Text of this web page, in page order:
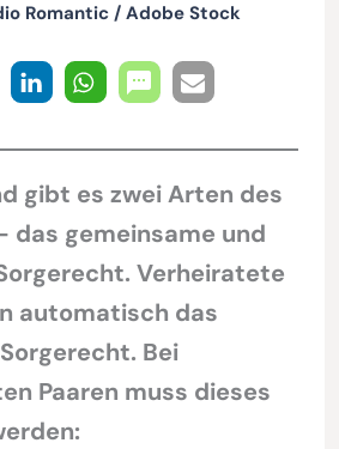
Romantic / Adobe Stock
gibt es zwei Arten des
das gemeinsame und
Verheiratete
automatisch das
Bei
Paaren muss dieses